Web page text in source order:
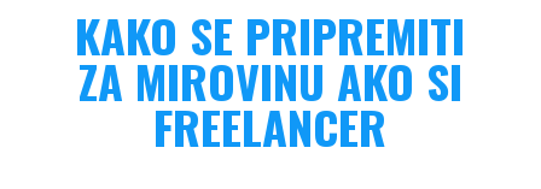
KAKO SE PRIPREMITI
ZA MIROVINU AKO SI
FREELANCER